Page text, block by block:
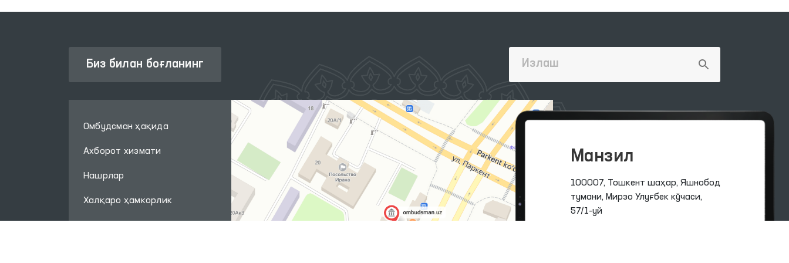
Биз билан боғланинг
Омбудсман ҳақида
Ахборот хизмати
Нашрлар
Халқаро ҳамкорлик
Манзил
100007, Тошкент шаҳар, Яшнобод
тумани, Мирзо Улуғбек кўчаси,
57/1-уй